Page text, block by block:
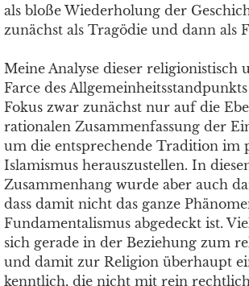
als bloße Wiederholung der
zunächst als Tragödie und dann als
Meine Analyse dieser
Farce des
Fokus zwar zunächst nur auf die
rationalen Zusammenfassung der
um die entsprechende Tradition im
Islamismus herauszustellen. In
Zusammenhang wurde aber auch
dass damit nicht das ganze
Fundamentalismus abgedeckt ist.
sich gerade in der Beziehung zum
und damit zur Religion überhaupt
kenntlich, die nicht mit rein